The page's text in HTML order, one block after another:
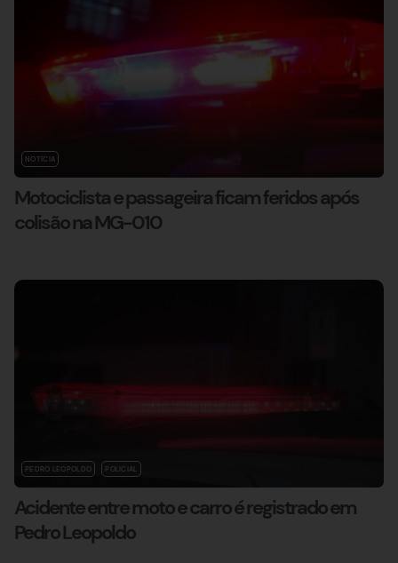
NOTÍCIA
Motociclista e passageira ficam feridos após
colisão na MG-010
PEDRO LEOPOLDO POLICIAL
Acidente entre moto e carro é registrado em
Pedro Leopoldo